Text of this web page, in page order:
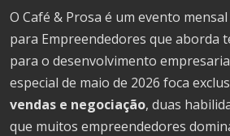
O Café & Prosa é um evento
para Empreendedores que aborda
para o desenvolvimento
especial de maio de 2026 foca
vendas e negociação, duas
que muitos empreendedores